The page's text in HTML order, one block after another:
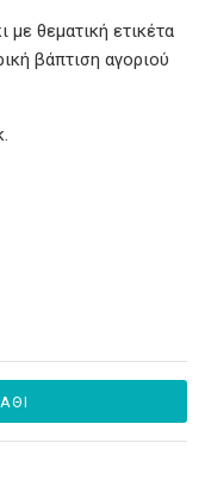
με θεματική ετικέτα
βάπτιση αγοριού